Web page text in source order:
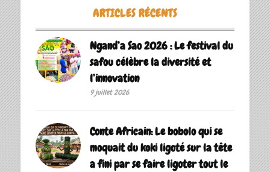
ARTICLES RÉCENTS
Ngand’a Sao 2026 : Le festival du
safou célèbre la diversité et
l’innovation
9 juillet 2026
Conte Africain: Le bobolo qui se
moquait du koki ligoté sur la tête
a fini par se faire ligoter tout le